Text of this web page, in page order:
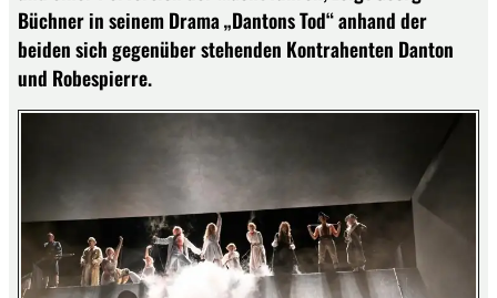
Büchner in seinem Drama „Dantons Tod“ anhand der
beiden sich gegenüber stehenden Kontrahenten Danton
und Robespierre.